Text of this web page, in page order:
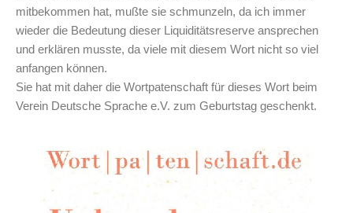
mitbekommen hat, mußte sie schmunzeln, da ich immer
wieder die Bedeutung dieser Liquiditätsreserve ansprechen
und erklären musste, da viele mit diesem Wort nicht so viel
anfangen können.
Sie hat mit daher die Wortpatenschaft für dieses Wort beim
Verein Deutsche Sprache e.V. zum Geburtstag geschenkt.